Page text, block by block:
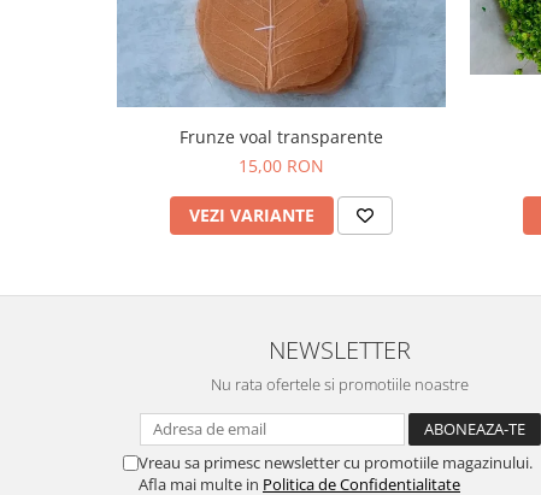
Frunze voal transparente
15,00 RON
VEZI VARIANTE
NEWSLETTER
Nu rata ofertele si promotiile noastre
Vreau sa primesc newsletter cu promotiile magazinului.
Afla mai multe in Politica de Confidentialitate